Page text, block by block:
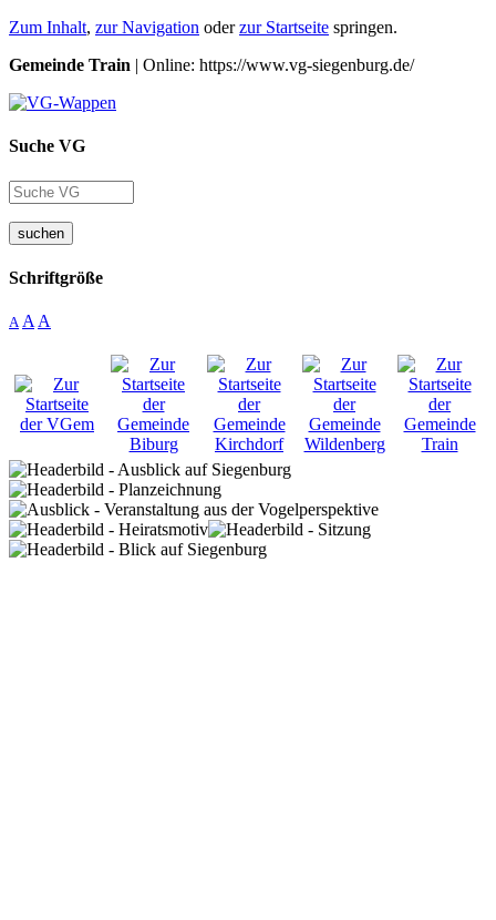
Zum Inhalt, zur Navigation oderzur Startseite springen.
Gemeinde Train | Online: https://www.vg-siegenburg.de/
Suche VG
suchen
Schriftgröße
A A A